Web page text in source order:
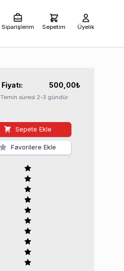
Siparişlerim Sepetim Üyelik
Fiyatı: 500,00₺
Temin süresi 2-3 gündür.
Sepete Ekle
Favorilere Ekle